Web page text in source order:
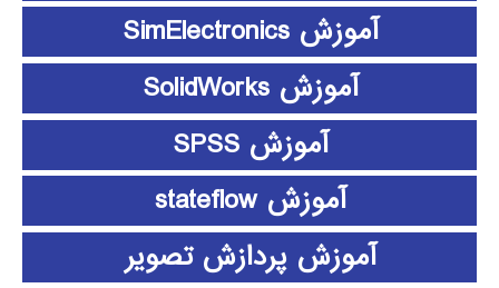
آموزش SimElectronics
آموزش SolidWorks
آموزش SPSS
آموزش stateflow
آموزش پردازش تصویر